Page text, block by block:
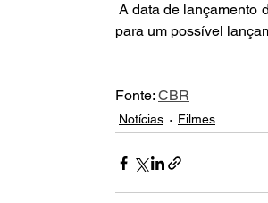
A data de lançamento de "RIP" ainda não foi definida, mas o projeto vem atraindo interesse significativo
para um possível
Fonte: CBR
Notícias Filmes